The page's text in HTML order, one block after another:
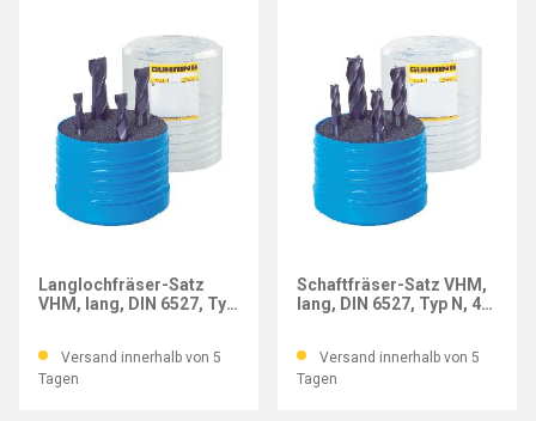
Langlochfräser-Satz
VHM, lang, DIN 6527, Typ
Versand innerhalb von 5
Tagen
Schaftfräser-Satz VHM,
lang, DIN 6527, Typ N, 4-
Versand innerhalb von 5
Tagen